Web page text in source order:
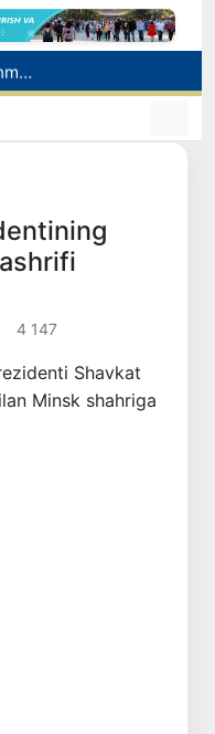
O‘zbekiston Jurnalistlar uyushmasi qoshida Blogerlar ijodiy kengashi tashkil etildi
Kredit va moliyaviy xizmatlar reklamasiga ogohlantirish talabi kiritiladi
4 147
Shavkat
Minsk shahriga